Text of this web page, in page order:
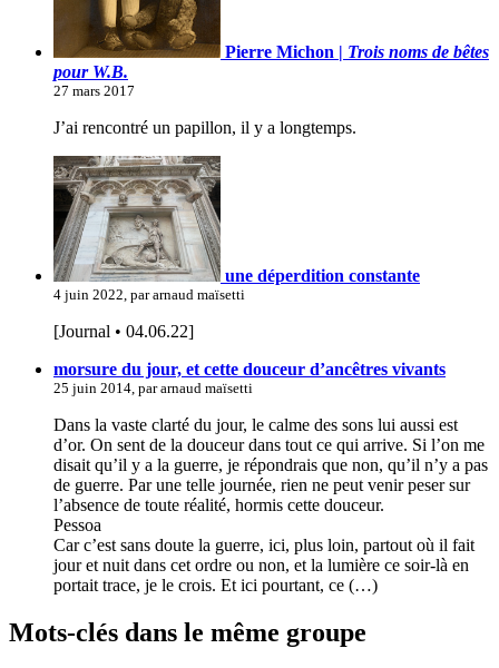
Pierre Michon | Trois noms de bêtes
pour W.B.
27 mars 2017
J’ai rencontré un papillon, il y a longtemps.
une déperdition constante
4 juin 2022, par arnaud maïsetti
[Journal • 04.06.22]
morsure du jour, et cette douceur d’ancêtres vivants
25 juin 2014, par arnaud maïsetti
Dans la vaste clarté du jour, le calme des sons lui aussi est
d’or. On sent de la douceur dans tout ce qui arrive. Si l’on me
disait qu’il y a la guerre, je répondrais que non, qu’il n’y a pas
de guerre. Par une telle journée, rien ne peut venir peser sur
l’absence de toute réalité, hormis cette douceur.
Pessoa
Car c’est sans doute la guerre, ici, plus loin, partout où il fait
jour et nuit dans cet ordre ou non, et la lumière ce soir-là en
portait trace, je le crois. Et ici pourtant, ce (…)
Mots-clés dans le même groupe